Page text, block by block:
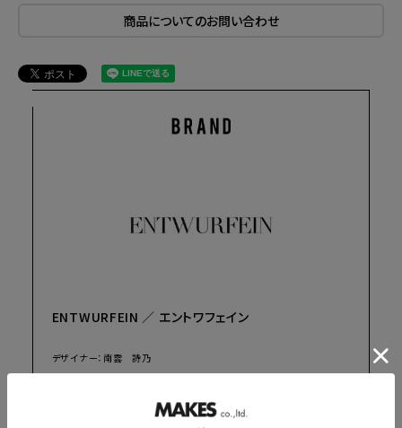
商品についてのお問い合わせ
ENTWURFEIN ／ エントワフェイン
デザイナー：南雲 詩乃
ルテラインを始動。 「ENTWURFEIN（エントワフェイン）」はドイツ語でデ
ッサンや設計図を意味する「ENTWURF」に、英語の「the」にあたる「ein」